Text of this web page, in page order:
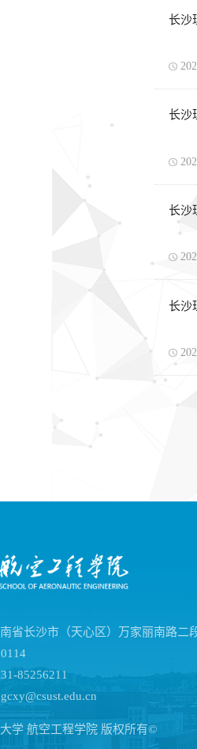
长沙
长沙
长沙
长沙
省长沙市（天心区）万家丽南路二
85256211
学 航空工程学院 版权所有©